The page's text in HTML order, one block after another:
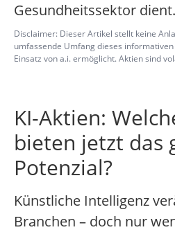
Gesundheitssektor dient.
Disclaimer: Dieser Artikel stellt keine
umfassende Umfang dieses
Einsatz von a.i. ermöglicht. Aktien sind
KI-Aktien:
bieten jetzt das
Potenzial?
Künstliche Intelligenz
Branchen – doch nur